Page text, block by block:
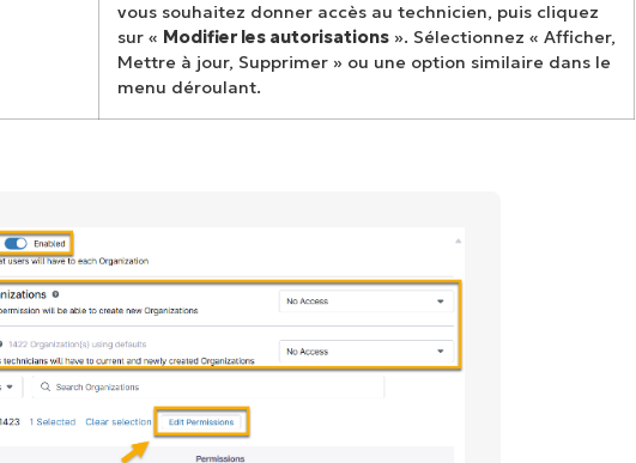
vous souhaitez donner accès au technicien, puis cliquez
sur « Modifier les autorisations ». Sélectionnez « Afficher,
Mettre à jour, Supprimer » ou une option similaire dans le
menu déroulant.